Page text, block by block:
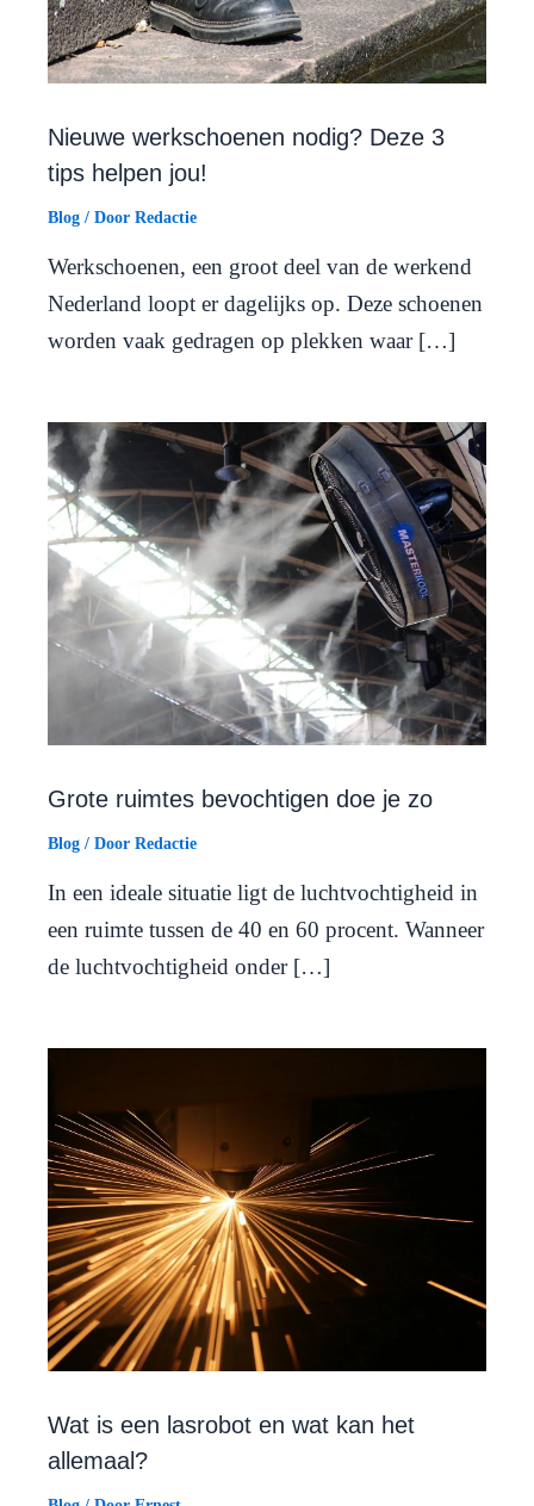
Nieuwe werkschoenen nodig? Deze 3
tips helpen jou!
Blog / Door Redactie
Werkschoenen, een groot deel van de werkend
Nederland loopt er dagelijks op. Deze schoenen
worden vaak gedragen op plekken waar […]
Grote ruimtes bevochtigen doe je zo
Blog / Door Redactie
In een ideale situatie ligt de luchtvochtigheid in
een ruimte tussen de 40 en 60 procent. Wanneer
de luchtvochtigheid onder […]
Wat is een lasrobot en wat kan het
allemaal?